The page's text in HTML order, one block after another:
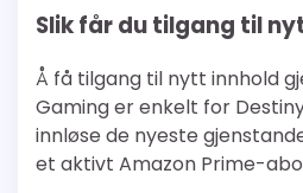
Slik får du tilgang til
Å få tilgang til nytt innhold
Gaming er enkelt for
innløse de nyeste
et aktivt Amazon Prime-